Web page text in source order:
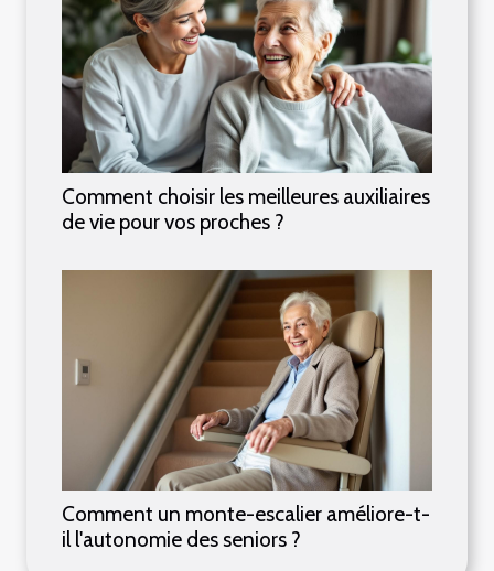
Comment choisir les meilleures auxiliaires
de vie pour vos proches ?
Comment un monte-escalier améliore-t-
il l'autonomie des seniors ?